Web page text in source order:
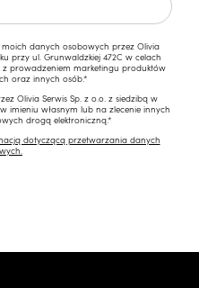
danych osobowych przez Olivia
przy ul. Grunwaldzkiej 472C w celach
prowadzeniem marketingu produktów
oraz innych osób.*
Olivia Serwis Sp. z o.o. z siedzibą w
imieniu własnym lub na zlecenie innych
drogą elektroniczną.*
dotyczącą przetwarzania danych